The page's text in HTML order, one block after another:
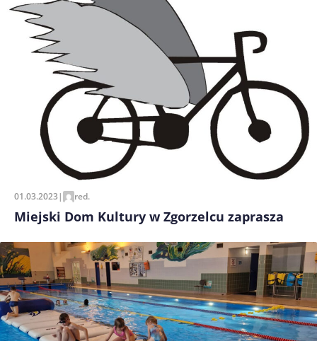
01.03.2023| red.
Miejski Dom Kultury w Zgorzelcu zaprasza